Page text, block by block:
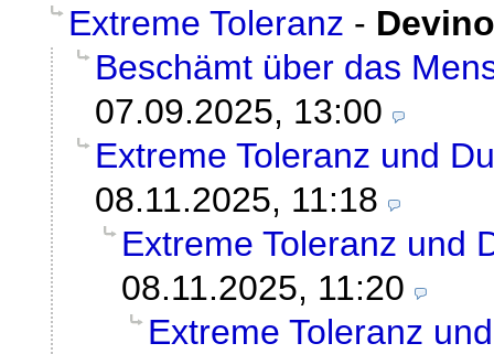
Extreme Toleranz -
Beschämt über das
07.09.2025, 13:00
Extreme Toleranz und
08.11.2025, 11:18
Extreme Toleranz und
08.11.2025, 11:20
Extreme Toleranz